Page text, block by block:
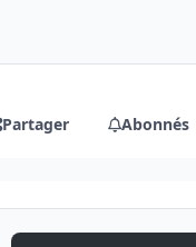
Partager Abonnés